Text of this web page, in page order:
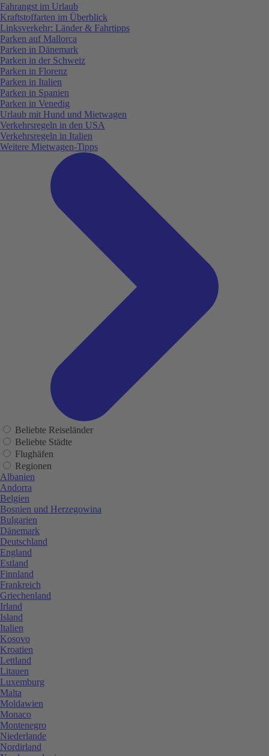
Fahrangst im Urlaub
Kraftstoffarten im Überblick
Linksverkehr: Länder & Fahrtipps
Parken auf Mallorca
Parken in Dänemark
Parken in der Schweiz
Parken in Florenz
Parken in Italien
Parken in Spanien
Parken in Venedig
Urlaub mit Hund und Mietwagen
Verkehrsregeln in den USA
Verkehrsregeln in Italien
Weitere Mietwagen-Tipps
Beliebte Reiseländer
Beliebte Städte
Flughäfen
Regionen
Albanien
Andorra
Belgien
Bosnien und Herzegowina
Bulgarien
Dänemark
Deutschland
England
Estland
Finnland
Frankreich
Griechenland
Irland
Island
Italien
Kosovo
Kroatien
Lettland
Litauen
Luxemburg
Malta
Moldawien
Monaco
Montenegro
Niederlande
Nordirland